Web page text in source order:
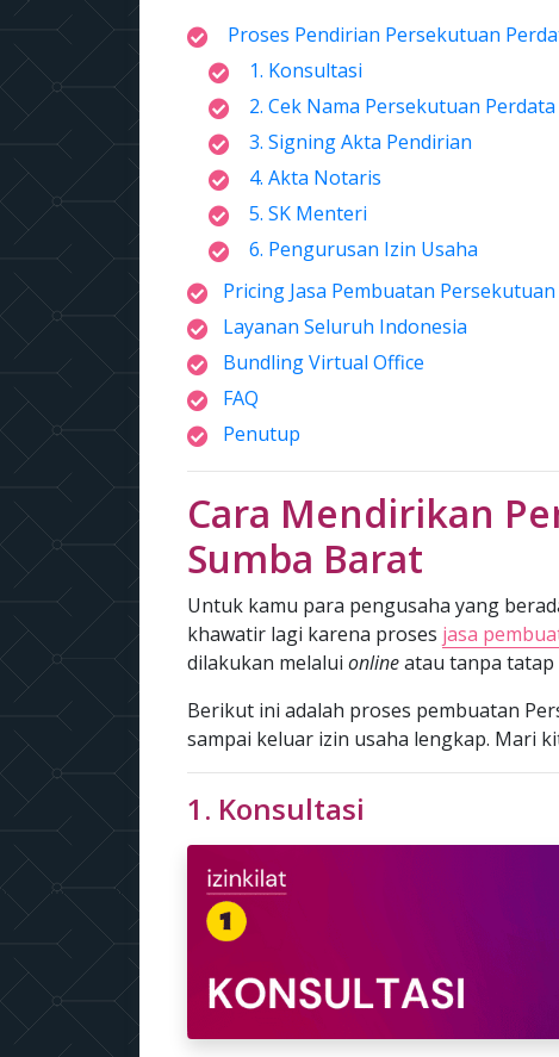
Proses Pendirian Persekutuan
1. Konsultasi
2. Cek Nama Persekutuan Perdata
3. Signing Akta Pendirian
4. Akta Notaris
5. SK Menteri
6. Pengurusan Izin Usaha
Pricing Jasa Pembuatan
Layanan Seluruh Indonesia
Bundling Virtual Office
FAQ
Penutup
Cara Mendirikan
Sumba Barat
Untuk kamu para pengusaha yang
khawatir lagi karena proses jasa
dilakukan melalui onlineatau tanpa tatap
Berikut ini adalah proses pembuatan
sampai keluar izin usaha lengkap. Mari
1. Konsultasi